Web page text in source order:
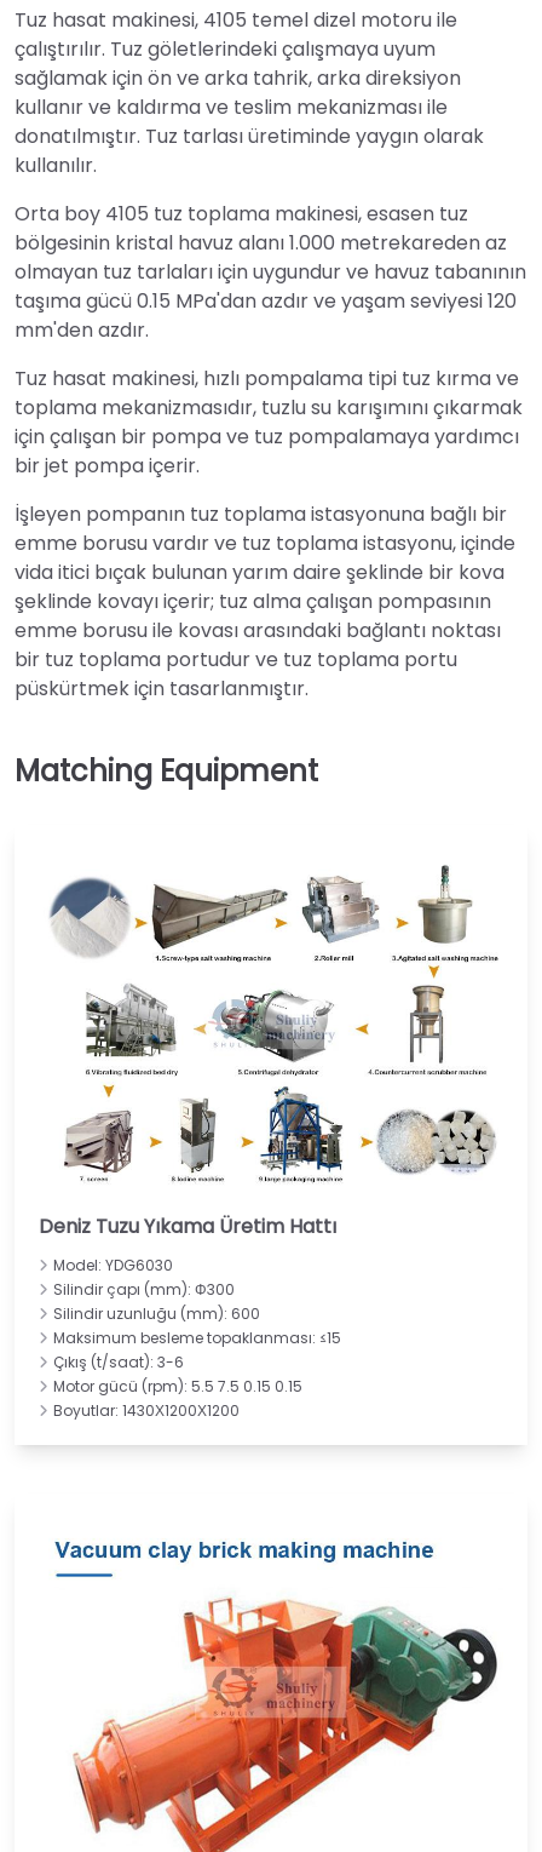
Tuz hasat makinesi, 4105 temel dizel motoru ile
çalıştırılır. Tuz göletlerindeki çalışmaya uyum
sağlamak için ön ve arka tahrik, arka direksiyon
kullanır ve kaldırma ve teslim mekanizması ile
donatılmıştır. Tuz tarlası üretiminde yaygın olarak
kullanılır.
Orta boy 4105 tuz toplama makinesi, esasen tuz
bölgesinin kristal havuz alanı 1.000 metrekareden az
olmayan tuz tarlaları için uygundur ve havuz tabanının
taşıma gücü 0.15 MPa'dan azdır ve yaşam seviyesi 120
mm'den azdır.
Tuz hasat makinesi, hızlı pompalama tipi tuz kırma ve
toplama mekanizmasıdır, tuzlu su karışımını çıkarmak
için çalışan bir pompa ve tuz pompalamaya yardımcı
bir jet pompa içerir.
İşleyen pompanın tuz toplama istasyonuna bağlı bir
emme borusu vardır ve tuz toplama istasyonu, içinde
vida itici bıçak bulunan yarım daire şeklinde bir kova
şeklinde kovayı içerir; tuz alma çalışan pompasının
emme borusu ile kovası arasındaki bağlantı noktası
bir tuz toplama portudur ve tuz toplama portu
püskürtmek için tasarlanmıştır.
Deniz Tuzu Yıkama Üretim Hattı
Model: YDG6030
Silindir çapı (mm): Φ300
Silindir uzunluğu (mm): 600
Maksimum besleme topaklanması: ≤15
Çıkış (t/saat): 3-6
Motor gücü (rpm): 5.5 7.5 0.15 0.15
Boyutlar: 1430Χ1200Χ1200